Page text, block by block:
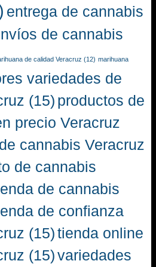
entrega de cannabis
de cannabis
de calidad Veracruz (12) marihuana
variedades de
(15) productos de
precio Veracruz
cannabis Veracruz
de cannabis
de cannabis
de confianza
(15)tienda online
(15)variedades